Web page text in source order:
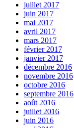
juillet 2017
juin 2017
mai 2017
avril 2017
mars 2017
février 2017
janvier 2017
décembre 2016
novembre 2016
octobre 2016
septembre 2016
août 2016
juillet 2016
juin 2016